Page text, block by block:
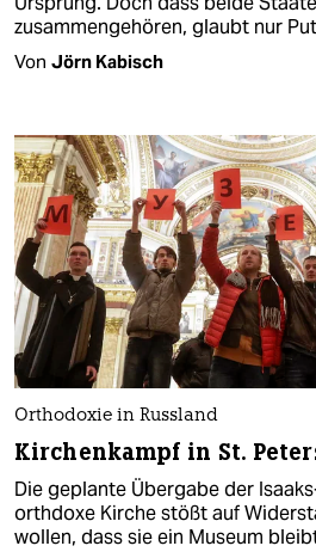
zusammengehören, glaubt nur
Von Jörn Kabisch
Orthodoxie in Russland
Kirchenkampf in St.
Die geplante Übergabe der
orthdoxe Kirche stößt auf
wollen, dass sie ein Museum